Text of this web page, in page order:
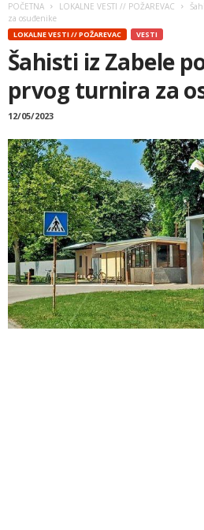
POČETNA LOKALNE VESTI // POŽAREVAC
za osuđenike
LOKALNE VESTI // POŽAREVAC VESTI
Šahisti iz Zabele
prvog turnira za
12/05/2023